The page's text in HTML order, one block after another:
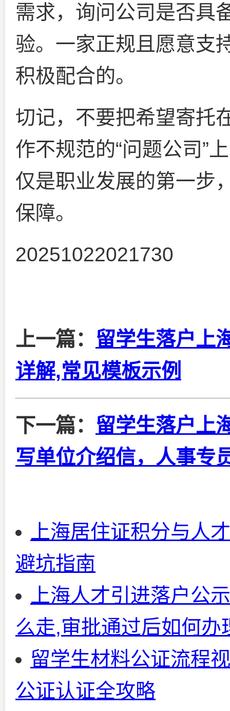
需求，询问公司是否具
验。一家正规且愿意支
积极配合的。
切记，不要把希望寄托
作不规范的“问题公司”
仅是职业发展的第一步
保障。
20251022021730
上一篇： 留学生落户上
详解,常见模板示例
下一篇： 留学生落户上
写单位介绍信，人事专
上海居住证积分与人
避坑指南
上海人才引进落户公
么走,审批通过后如何办
留学生材料公证流程
公证认证全攻略